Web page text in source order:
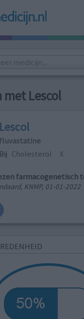
medicijn...
met Lescol
Lescol
fluvastatine
Bij Cholesterol X
farmacogenetisch
KNMP, 01-01-2022